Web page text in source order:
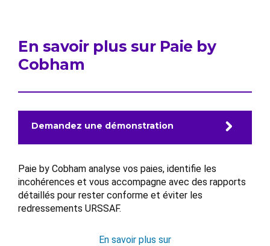
En savoir plus sur Paie by
Cobham
Demandez une démonstration
Paie by Cobham analyse vos paies, identifie les
incohérences et vous accompagne avec des rapports
détaillés pour rester conforme et éviter les
redressements URSSAF.
En savoir plus sur